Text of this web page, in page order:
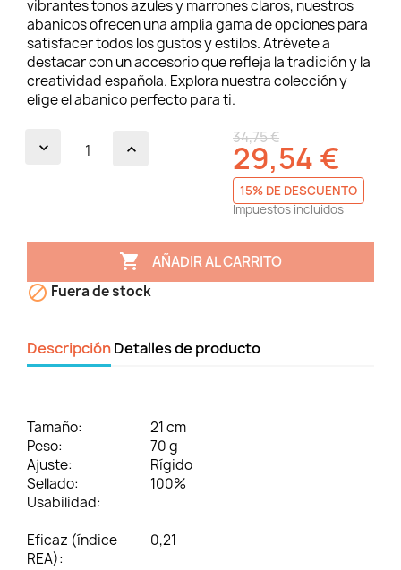
vibrantes tonos azules y marrones claros, nuestros
abanicos ofrecen una amplia gama de opciones para
satisfacer todos los gustos y estilos. Atrévete a
destacar con un accesorio que refleja la tradición y la
creatividad española. Explora nuestra colección y
elige el abanico perfecto para ti.
34,75 €
29,54 €
15% DE DESCUENTO
Impuestos incluidos
 AÑADIR AL CARRITO
 Fuera de stock
DescripciónDetalles de producto
Tamaño:
21 cm
Peso:
70 g
Ajuste:
Rígido
Sellado:
100%
Usabilidad:
Eficaz (índice
REA):
0,21